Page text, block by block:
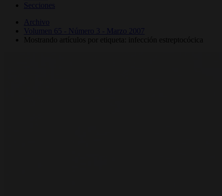
Secciones
Archivo
Volumen 65 - Número 3 - Marzo 2007
Mostrando artículos por etiqueta: infección estreptocócica